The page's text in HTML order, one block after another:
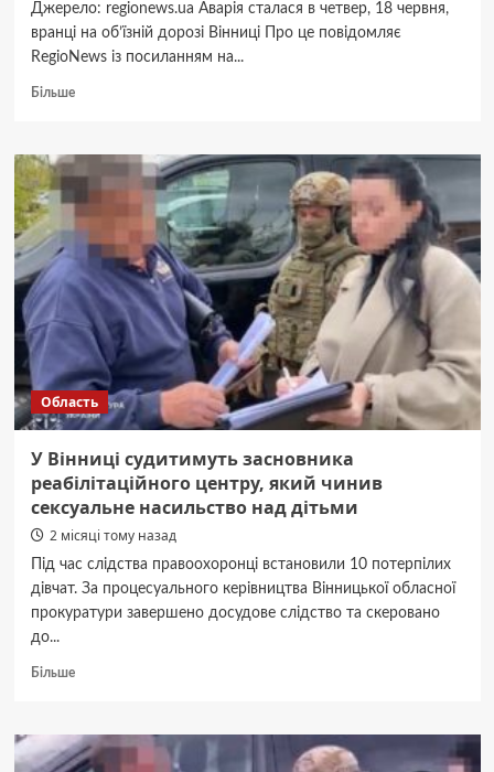
Джерело: regionews.ua Аварія сталася в четвер, 18 червня,
вранці на об’їзній дорозі Вінниці Про це повідомляє
RegioNews із посиланням на...
БільшеДокладніше
ДТП
об’їзній
Вінниці:
дві
вантажівки
та
п’ять
легковиків,
шестеро
постраждалих
Область
У Вінниці судитимуть засновника
реабілітаційного центру, який чинив
сексуальне насильство над дітьми
2 місяці тому назад
Під час слідства правоохоронці встановили 10 потерпілих
дівчат. За процесуального керівництва Вінницької обласної
прокуратури завершено досудове слідство та скеровано
до...
БільшеДокладніше
Вінниці
судитимуть